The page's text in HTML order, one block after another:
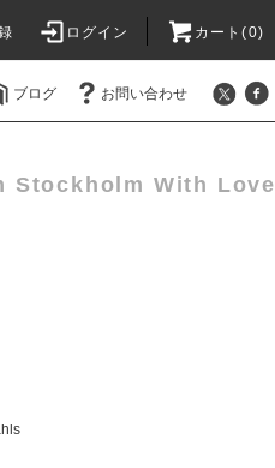
ログイン カート(0)
ブログ お問い合わせ
Stockholm With Love